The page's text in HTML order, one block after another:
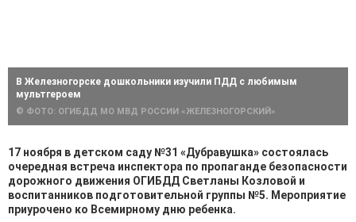
В Железногорске дошкольники изучили ПДД с любимым
мультгероем
© ФОТО: ОГИБДД МО МВД РОССИИ «ЖЕЛЕЗНОГОРСКИЙ»
17 ноября в детском саду №31 «Дубравушка» состоялась
очередная встреча инспектора по пропаганде безопасности
дорожного движения ОГИБДД Светланы Козловой и
воспитанников подготовительной группы №5. Мероприятие
приурочено ко Всемирному дню ребенка.